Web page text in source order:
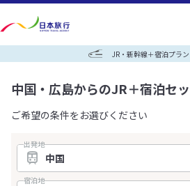
JR・新幹線＋宿泊プラ
中国・広島からのJR＋宿泊セ
ご希望の条件をお選びください
出発地
宿泊地